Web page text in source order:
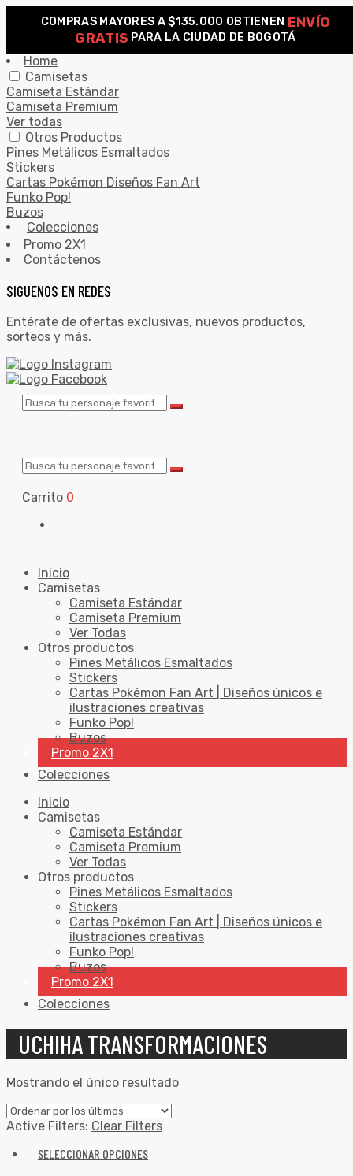
COMPRAS MAYORES A $135.000 OBTIENEN ENVÍO
GRATIS PARA LA CIUDAD DE BOGOTÁ
SEARCH
Home
Camisetas
Camiseta Estándar
Camiseta Premium
Ver todas
Otros Productos
Pines Metálicos Esmaltados
Stickers
Cartas Pokémon Diseños Fan Art
Funko Pop!
Buzos
Colecciones
Promo 2X1
Contáctenos
SIGUENOS EN REDES
Entérate de ofertas exclusivas, nuevos productos,
sorteos y más.
Carrito 0
Inicio
Camisetas
Camiseta Estándar
Camiseta Premium
Ver Todas
Otros productos
Pines Metálicos Esmaltados
Stickers
Cartas Pokémon Fan Art | Diseños únicos e
ilustraciones creativas
Funko Pop!
Buzos
Promo 2X1
Colecciones
Inicio
Camisetas
Camiseta Estándar
Camiseta Premium
Ver Todas
Otros productos
Pines Metálicos Esmaltados
Stickers
Cartas Pokémon Fan Art | Diseños únicos e
ilustraciones creativas
Funko Pop!
Buzos
Promo 2X1
Colecciones
UCHIHA TRANSFORMACIONES
Mostrando el único resultado
Active Filters: Clear Filters
SELECCIONAR OPCIONES